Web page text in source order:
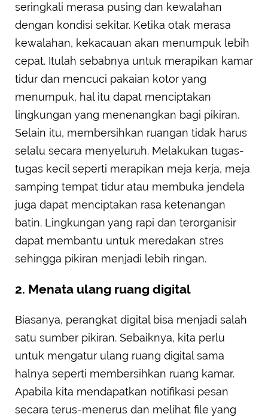
seringkali merasa pusing dan kewalahan
dengan kondisi sekitar. Ketika otak merasa
kewalahan, kekacauan akan menumpuk lebih
cepat. Itulah sebabnya untuk merapikan kamar
tidur dan mencuci pakaian kotor yang
menumpuk, hal itu dapat menciptakan
lingkungan yang menenangkan bagi pikiran.
Selain itu, membersihkan ruangan tidak harus
selalu secara menyeluruh. Melakukan tugas-
tugas kecil seperti merapikan meja kerja, meja
samping tempat tidur atau membuka jendela
juga dapat menciptakan rasa ketenangan
batin. Lingkungan yang rapi dan terorganisir
dapat membantu untuk meredakan stres
sehingga pikiran menjadi lebih ringan.
2. Menata ulang ruang digital
Biasanya, perangkat digital bisa menjadi salah
satu sumber pikiran. Sebaiknya, kita perlu
untuk mengatur ulang ruang digital sama
halnya seperti membersihkan ruang kamar.
Apabila kita mendapatkan notifikasi pesan
secara terus-menerus dan melihat file yang